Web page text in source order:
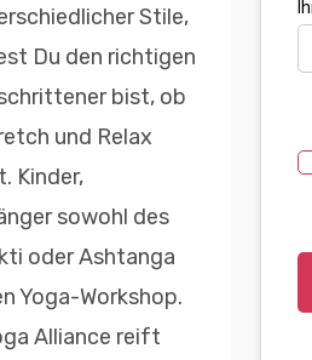
Stile,
Du den richtigen
bist, ob
und Relax
Kinder,
sowohl des
oder Ashtanga
Yoga-Workshop.
Alliance reift